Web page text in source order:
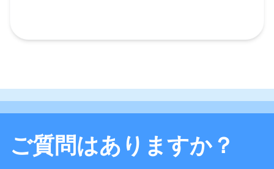
ご質問はありますか？